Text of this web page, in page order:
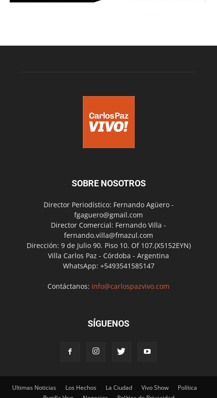
SOBRE NOSOTROS
Director Periodístico: Fernando Agüero -
fgaguero@gmail.com
Director Comercial: Fernando Villa -
fernando.villa@fmazul.com
Dirección: 9 de Julio 90. Piso 10. Of 107.(X5152EYN)
Villa Carlos Paz - Córdoba - Argentina
WhatsApp: +5493541585147
Contáctanos: info@carlospazvivo.com
SÍGUENOS
Ultimas Noticias Los Hechos La Ciudad Vivo Show
Política